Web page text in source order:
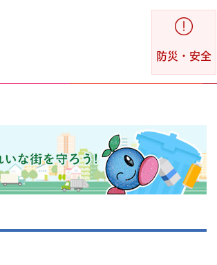
防災・安全